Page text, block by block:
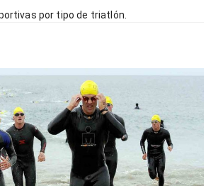
por tipo de triatlón.